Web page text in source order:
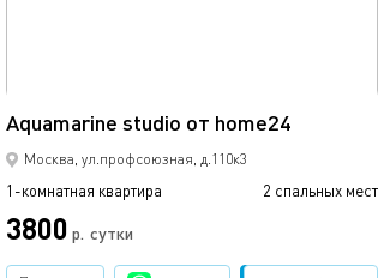
Aquamarine studio от home24
Москва, ул.профсоюзная, д.110к3
1-комнатная квартира 2 спальных мест
3800 р. сутки